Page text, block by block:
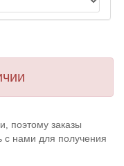
поэтому заказы
с нами для получения